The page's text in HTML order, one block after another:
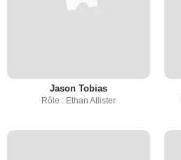
Jason Tobias
Rôle : Ethan Allister